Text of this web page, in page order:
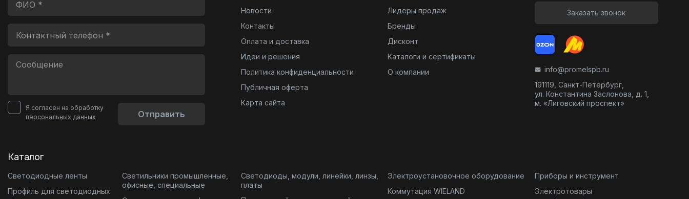
Я согласен на обработку
персональных данных
Отправить
Новости
Контакты
Оплата и доставка
Идеи и решения
Политика конфиденциальности
Публичная оферта
Карта сайта
Лидеры продаж
Бренды
Дисконт
Каталоги и сертификаты
О компании
Заказать звонок
info@promelspb.ru
191119, Санкт-Петербург,
ул. Константина Заслонова, д. 1,
м. «Лиговский проспект»
Каталог
Светодиодные ленты
Профиль для светодиодных
Светильники промышленные,
офисные, специальные
Светодиоды, модули, линейки, линзы,
платы
Электроустановочное оборудование
Коммутация WIELAND
Приборы и инструмент
Электротовары